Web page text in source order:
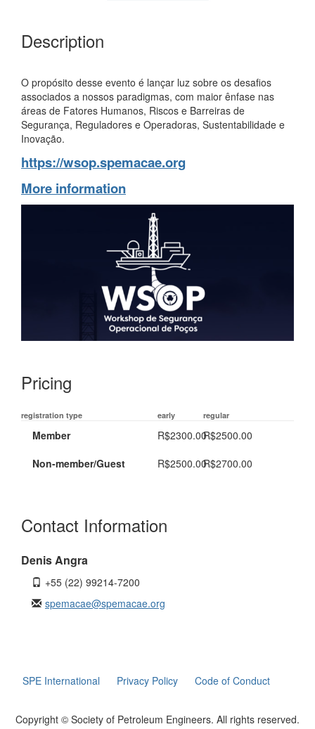
Description
O propósito desse evento é lançar luz sobre os desafios
associados a nossos paradigmas, com maior ênfase nas
áreas de Fatores Humanos, Riscos e Barreiras de
Segurança, Reguladores e Operadoras, Sustentabilidade e
Inovação.
https://wsop.spemacae.org
More information
Pricing
registration type early regular
Member R$2300.00R$2500.00
Non-member/Guest
R$2500.00R$2700.00
Contact Information
Denis Angra
+55 (22) 99214-7200
spemacae@spemacae.org
SPE International Privacy Policy Code of Conduct
Copyright © Society of Petroleum Engineers. All rights reserved.